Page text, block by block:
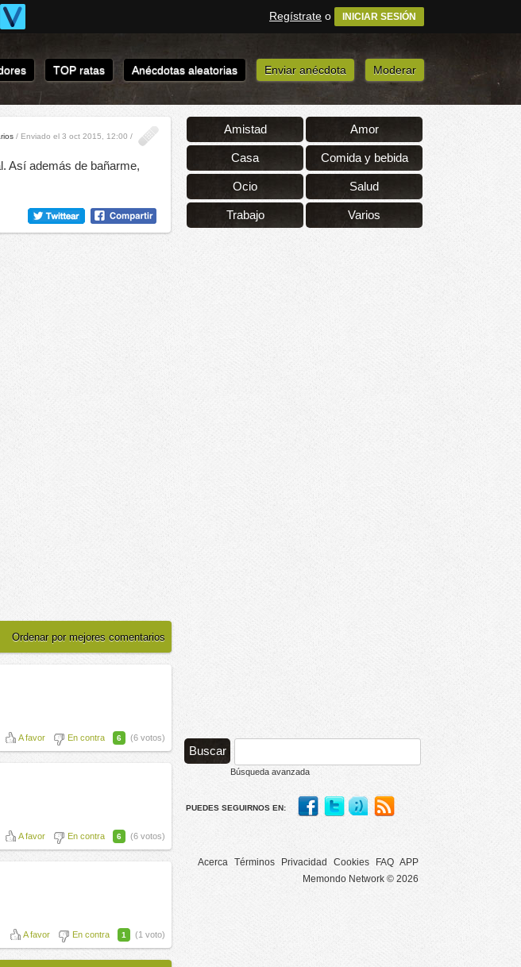
Regístrate o INICIAR SESIÓN
TOP ratas Anécdotas aleatorias Enviar anécdota Moderar
/ Enviado el 3 oct 2015, 12:00 /
Así además de bañarme,
Ordenar por mejores comentarios
A favor En contra 6 (6 votos)
A favor En contra 6 (6 votos)
A favor En contra 1 (1 voto)
Amistad Amor
Casa Comida y bebida
Ocio Salud
Trabajo Varios
Búsqueda avanzada
PUEDES SEGUIRNOS EN:
Acerca Términos Privacidad Cookies FAQ APP
Memondo Network © 2026